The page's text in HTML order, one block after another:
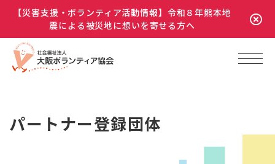
【災害支援・ボランティア活動情報】令和８年熊本地
震による被災地に想いを寄せる方へ
パートナー登録団体